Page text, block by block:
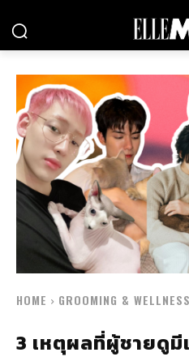
HOME GROOMING & WELLNESS
3 เหตุผลที่ผู้ชายดูมี